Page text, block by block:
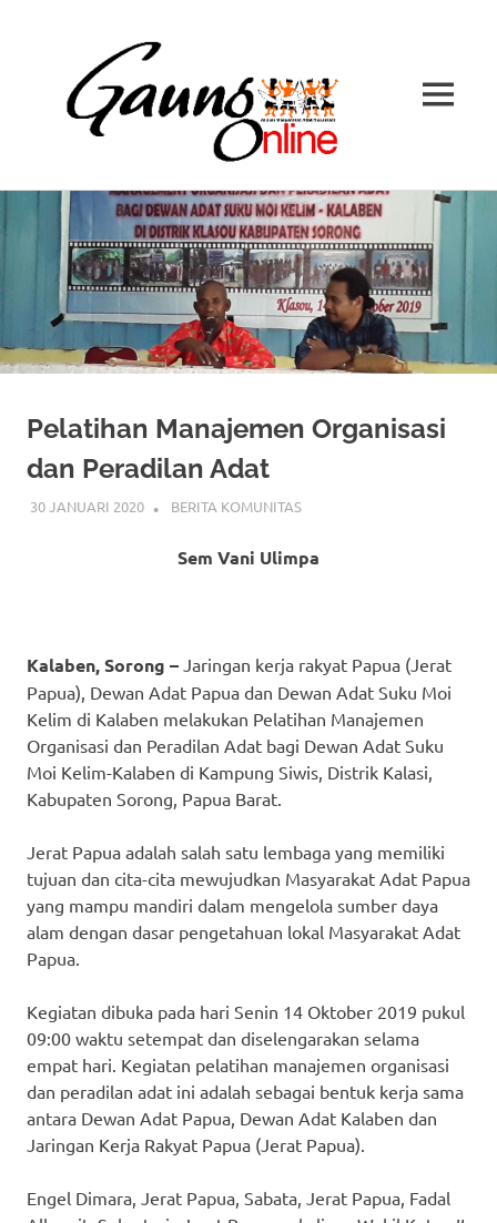
AMAN
Berita
Masyarakat
MENU
Pelatihan Manajemen Organisasi
dan Peradilan Adat
30 JANUARI 2020 BERITA KOMUNITAS
Sem Vani Ulimpa
Kalaben, Sorong – Jaringan kerja rakyat Papua (Jerat
Papua), Dewan Adat Papua dan Dewan Adat Suku Moi
Kelim di Kalaben melakukan Pelatihan Manajemen
Organisasi dan Peradilan Adat bagi Dewan Adat Suku
Moi Kelim-Kalaben di Kampung Siwis, Distrik Kalasi,
Kabupaten Sorong, Papua Barat.
Jerat Papua adalah salah satu lembaga yang memiliki
tujuan dan cita-cita mewujudkan Masyarakat Adat Papua
yang mampu mandiri dalam mengelola sumber daya
alam dengan dasar pengetahuan lokal Masyarakat Adat
Papua.
Kegiatan dibuka pada hari Senin 14 Oktober 2019 pukul
09:00 waktu setempat dan diselengarakan selama
empat hari. Kegiatan pelatihan manajemen organisasi
dan peradilan adat ini adalah sebagai bentuk kerja sama
antara Dewan Adat Papua, Dewan Adat Kalaben dan
Jaringan Kerja Rakyat Papua (Jerat Papua).
Engel Dimara, Jerat Papua, Sabata, Jerat Papua, Fadal